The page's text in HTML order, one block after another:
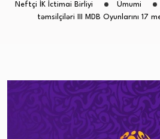
Neftçi İK İctimai Birliyi Ümumi
təmsilçiləri III MDB Oyunlarını 17